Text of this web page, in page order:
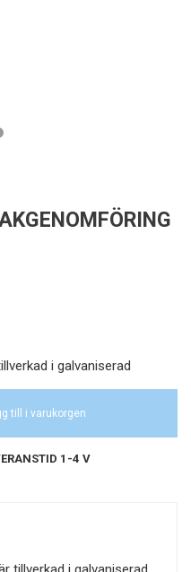
i galvaniserad
till i varukorgen
1-4 V